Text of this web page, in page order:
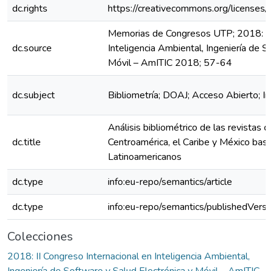
dc.rights
https://creativecommons.org/
dc.source
Memorias de Congresos UTP; 2018:
Inteligencia Ambiental, Ingeniería de
Móvil – AmITIC 2018; 57-64
dc.subject Bibliometría; DOAJ; Acceso Abierto;
dc.title
Análisis bibliométrico de las revistas
Centroamérica, el Caribe y México
Latinoamericanos
dc.type
info:eu-repo/semantics/article
dc.type
info:eu-repo/semantics/
Colecciones
2018: II Congreso Internacional en Inteligencia Ambiental,